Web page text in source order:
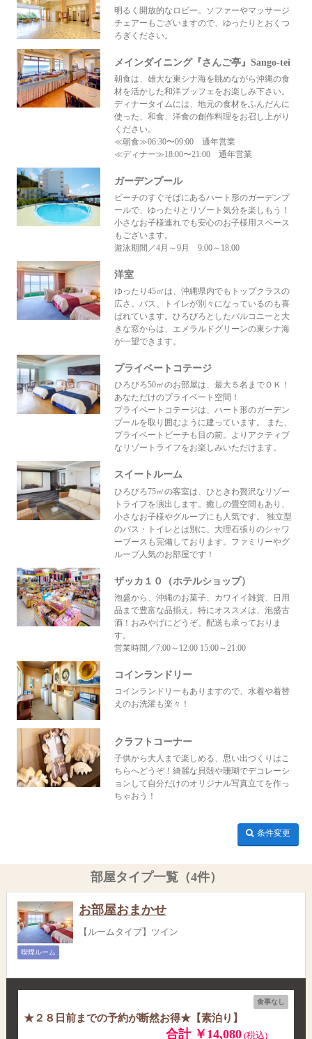
明るく開放的なロビー。ソファーやマッサージ
チェアーもございますので、ゆったりとおくつ
ろぎください。
メインダイニング『さんご亭』Sango-tei
朝食は、雄大な東シナ海を眺めながら沖縄の食
材を活かした和洋ブッフェをお楽しみ下さい。
ディナータイムには、地元の食材をふんだんに
使った、和食、洋食の創作料理をお召し上がり
ください。
≪朝食≫06:30〜09:00 通年営業
≪ディナー≫18:00〜21:00 通年営業
ガーデンプール
ビーチのすぐそばにあるハート形のガーデンプ
ールで、ゆったりとリゾート気分を楽しもう！
小さなお子様連れでも安心のお子様用スペース
もございます。
遊泳期間／4月～9月 9:00～18:00
洋室
ゆったり45㎡は、沖縄県内でもトップクラスの
広さ。バス、トイレが別々になっているのも喜
ばれています。ひろびろとしたバルコニーと大
きな窓からは、エメラルドグリーンの東シナ海
が一望できます。
プライベートコテージ
ひろびろ50㎡のお部屋は、最大５名までＯＫ！
あなただけのプライベート空間！
プライベートコテージは、ハート形のガーデン
プールを取り囲むように建っています。 また、
プライベートビーチも目の前。よりアクティブ
なリゾートライフをお楽しみいただけます。
スイートルーム
ひろびろ75㎡の客室は、ひときわ贅沢なリゾー
トライフを演出します。癒しの畳空間もあり、
小さなお子様やグループにも人気です。 独立型
のバス・トイレとは別に、大理石張りのシャワ
ーブースも完備しております。ファミリーやグ
ループ人気のお部屋です！
ザッカ１０（ホテルショップ）
泡盛から、沖縄のお菓子、カワイイ雑貨、日用
品まで豊富な品揃え。特にオススメは、泡盛古
酒！おみやげにどうぞ。配送も承っておりま
す。
営業時間／7:00～12:00 15:00～21:00
コインランドリー
コインランドリーもありますので、水着や着替
えのお洗濯も楽々！
クラフトコーナー
子供から大人まで楽しめる、思い出づくりはこ
ちらへどうぞ！綺麗な貝殻や珊瑚でデコレーシ
ョンして自分だけのオリジナル写真立てを作っ
ちゃおう！
条件変更
部屋タイプ一覧（4件）
お部屋おまかせ
【ルームタイプ】ツイン
喫煙ルーム
食事なし
★２８日前までの予約が断然お得★【素泊り】
合計 ￥14,080(税込)